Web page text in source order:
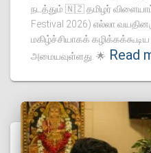
நடத்தும் 🇳🇿 தமிழர்
Festival 2026) எல்லா
மகிழ்ச்சியாகக்
அமையவுள்ளது. 🌟 Read